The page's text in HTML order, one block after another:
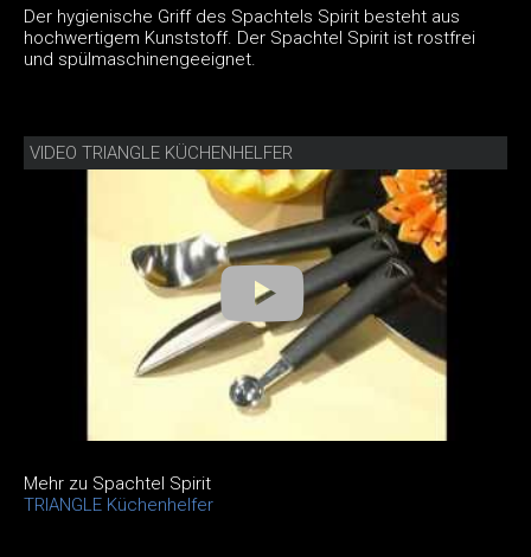
Der hygienische Griff des Spachtels Spirit besteht aus
hochwertigem Kunststoff. Der Spachtel Spirit ist rostfrei
und spülmaschinengeeignet.
VIDEO TRIANGLE KÜCHENHELFER
Mehr zu Spachtel Spirit
TRIANGLE Küchenhelfer